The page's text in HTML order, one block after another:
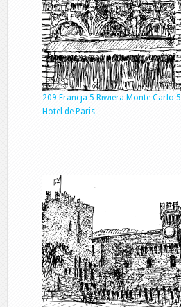
209 Francja 5 Riwiera Monte Carlo 5
Hotel de Paris